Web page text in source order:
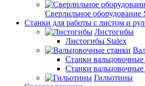
Сверлильное
Станки для работы с листом и
Листогибы
Листогибы Stalex
Станки
Станки вальцовочные
Гильотины